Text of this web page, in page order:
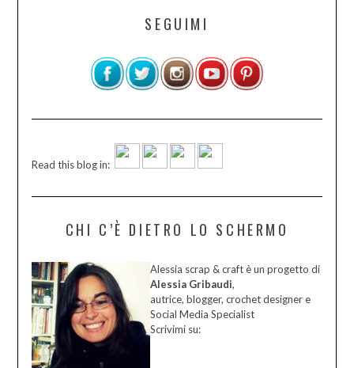
SEGUIMI
Read this blog in:
CHI C’È DIETRO LO SCHERMO
Alessia scrap & craft è un progetto di
Alessia Gribaudi,
autrice, blogger, crochet designer e
Social Media Specialist
Scrivimi su: